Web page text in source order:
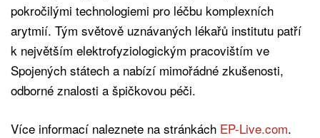
pokročilými technologiemi pro léčbu komplexních
arytmií. Tým světově uznávaných lékařů institutu patří
k největším elektrofyziologickým pracovištím ve
Spojených státech a nabízí mimořádné zkušenosti,
odborné znalosti a špičkovou péči.
Více informací naleznete na stránkách EP-Live.com.